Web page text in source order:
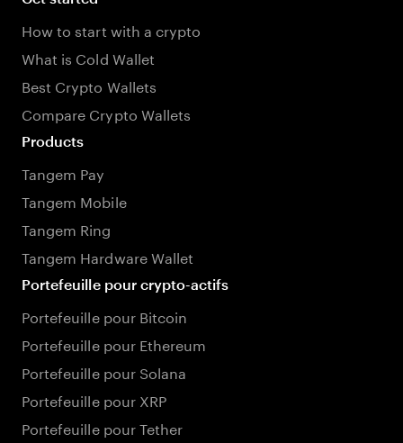
How to start with a crypto
What is Cold Wallet
Best Crypto Wallets
Compare Crypto Wallets
Products
Tangem Pay
Tangem Mobile
Tangem Ring
Tangem Hardware Wallet
Portefeuille pour crypto-actifs
Portefeuille pour Bitcoin
Portefeuille pour Ethereum
Portefeuille pour Solana
Portefeuille pour XRP
Portefeuille pour Tether